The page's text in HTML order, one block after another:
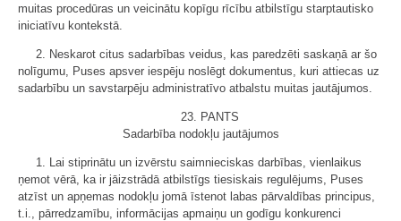
muitas procedūras un veicinātu kopīgu rīcību atbilstīgu starptautisko
iniciatīvu kontekstā.
2. Neskarot citus sadarbības veidus, kas paredzēti saskaņā ar šo
nolīgumu, Puses apsver iespēju noslēgt dokumentus, kuri attiecas uz
sadarbību un savstarpēju administratīvo atbalstu muitas jautājumos.
23. PANTS
Sadarbība nodokļu jautājumos
1. Lai stiprinātu un izvērstu saimnieciskas darbības, vienlaikus
ņemot vērā, ka ir jāizstrādā atbilstīgs tiesiskais regulējums, Puses
atzīst un apņemas nodokļu jomā īstenot labas pārvaldības principus,
t.i., pārredzamību, informācijas apmaiņu un godīgu konkurenci